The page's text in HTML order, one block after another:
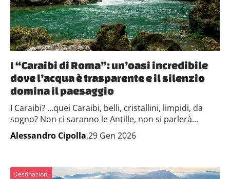
I “Caraibi di Roma”: un’oasi incredibile
dove l’acqua è trasparente e il silenzio
domina il paesaggio
I Caraibi? ...quei Caraibi, belli, cristallini, limpidi, da
sogno? Non ci saranno le Antille, non si parlerà...
Alessandro Cipolla,29 Gen 2026
Destinazioni